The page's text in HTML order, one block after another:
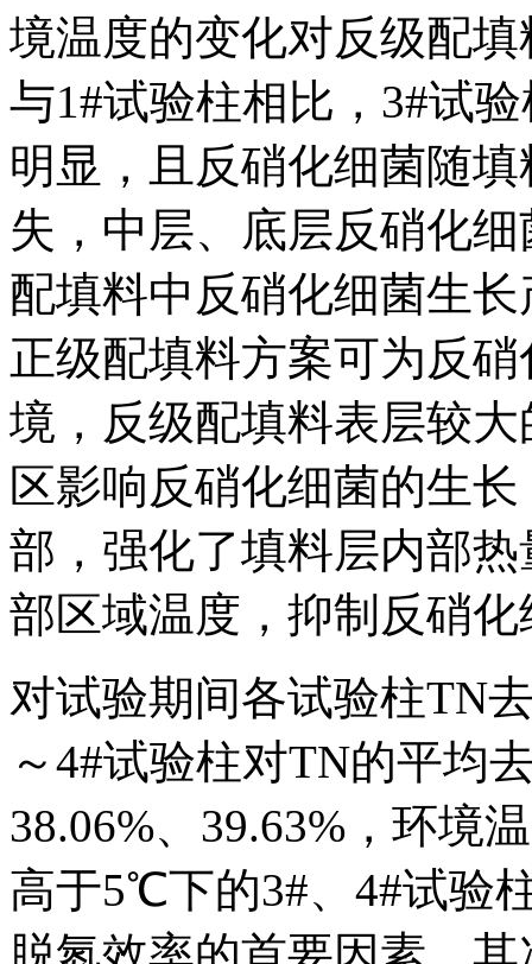
境温度的变化对反级配
与1#试验柱相比，3#试
明显，且反硝化细菌随
失，中层、底层反硝化
配填料中反硝化细菌生
正级配填料方案可为反
境，反级配填料表层较
区影响反硝化细菌的生
部，强化了填料层内部
部区域温度，抑制反硝
对试验期间各试验柱TN
～4#试验柱对TN的平均
38.06%、39.63%，环境
高于5℃下的3#、4#试验
脱氮效率的首要因素。